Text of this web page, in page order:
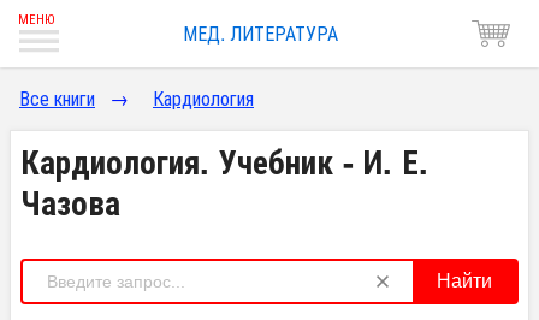
МЕД. ЛИТЕРАТУРА
Все книги → Кардиология
Кардиология. Учебник - И. Е.
Чазова
Найти